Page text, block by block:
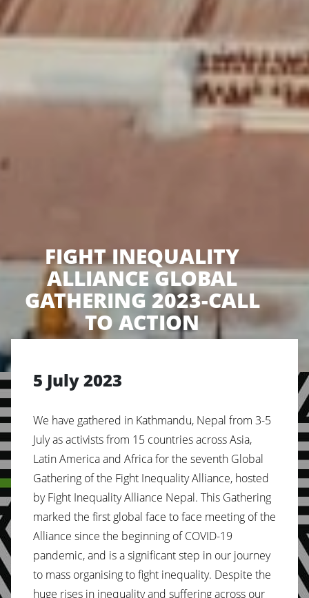
FIGHT INEQUALITY
ALLIANCE GLOBAL
GATHERING 2023-CALL
TO ACTION
5 July 2023
We have gathered in Kathmandu, Nepal from 3-5
July as activists from 15 countries across Asia,
Latin America and Africa for the seventh Global
Gathering of the Fight Inequality Alliance, hosted
by Fight Inequality Alliance Nepal. This Gathering
marked the first global face to face meeting of the
Alliance since the beginning of COVID-19
pandemic, and is a significant step in our journey
to mass organising to fight inequality. Despite the
huge rises in inequality and suffering across our